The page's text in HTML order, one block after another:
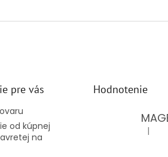
pre vás
od kúpnej
na
Hodnotenie
|